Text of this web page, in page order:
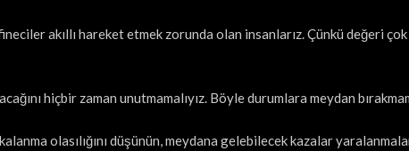
akıllı hareket etmek zorunda olan insanlarız. Çünkü değeri
hiçbir zaman unutmamalıyız. Böyle durumlara meydan
olasılığını düşünün, meydana gelebilecek kazalar